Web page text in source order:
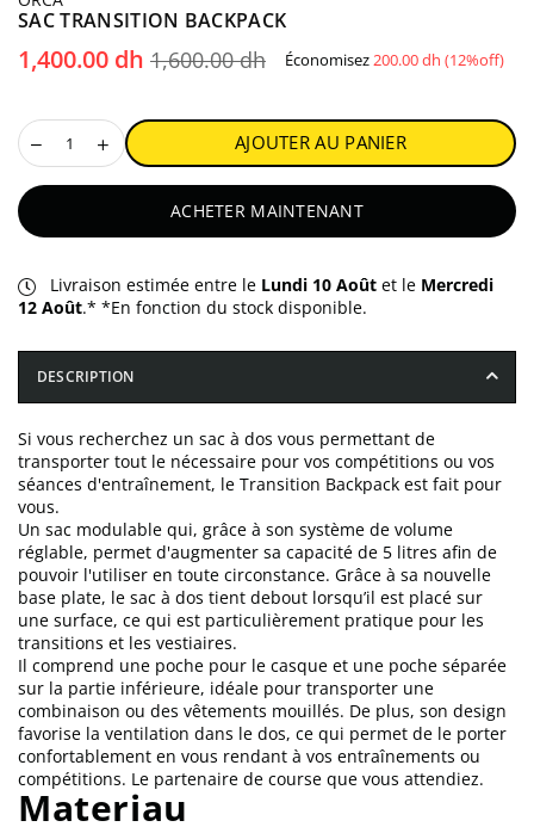
SAC TRANSITION BACKPACK
Prix
régulier
1,400.00 dh 1,600.00 dh Économisez200.00 dh (12%off)
AJOUTER AU PANIER
ACHETER MAINTENANT
Livraison estimée entre le Lundi 10 Août et le Mercredi
12 Août.* *En fonction du stock disponible.
DESCRIPTION
Si vous recherchez un sac à dos vous permettant de
transporter tout le nécessaire pour vos compétitions ou vos
séances d'entraînement, le Transition Backpack est fait pour
vous.
Un sac modulable qui, grâce à son système de volume
réglable, permet d'augmenter sa capacité de 5 litres afin de
pouvoir l'utiliser en toute circonstance. Grâce à sa nouvelle
base plate, le sac à dos tient debout lorsqu’il est placé sur
une surface, ce qui est particulièrement pratique pour les
transitions et les vestiaires.
Il comprend une poche pour le casque et une poche séparée
sur la partie inférieure, idéale pour transporter une
combinaison ou des vêtements mouillés. De plus, son design
favorise la ventilation dans le dos, ce qui permet de le porter
confortablement en vous rendant à vos entraînements ou
compétitions. Le partenaire de course que vous attendiez.
Materiau